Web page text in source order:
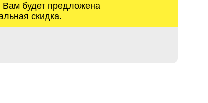
Вам будет предложена
скидка.